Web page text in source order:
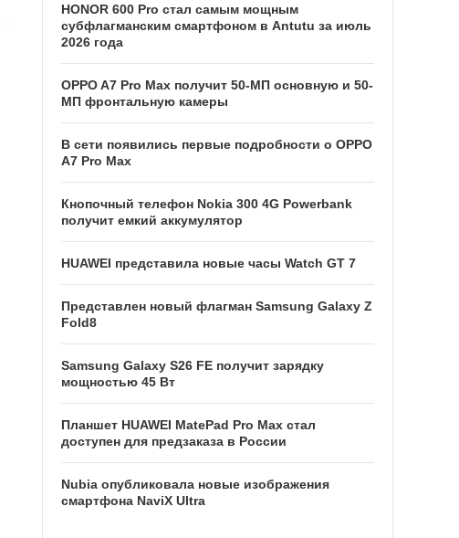
HONOR 600 Pro стал самым мощным
субфлагманским смартфоном в Antutu за июль
2026 года
OPPO A7 Pro Max получит 50-МП основную и 50-
МП фронтальную камеры
В сети появились первые подробности о OPPO
A7 Pro Max
Кнопочный телефон Nokia 300 4G Powerbank
получит емкий аккумулятор
HUAWEI представила новые часы Watch GT 7
Представлен новый флагман Samsung Galaxy Z
Fold8
Samsung Galaxy S26 FE получит зарядку
мощностью 45 Вт
Планшет HUAWEI MatePad Pro Max стал
доступен для предзаказа в России
Nubia опубликовала новые изображения
смартфона NaviX Ultra